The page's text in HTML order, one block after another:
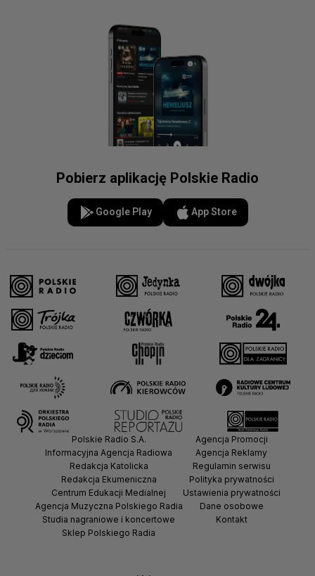
Pobierz aplikację Polskie Radio
Google Play App Store
Polskie Radio S.A.
Informacyjna Agencja Radiowa
Redakcja Katolicka
Redakcja Ekumeniczna
Centrum Edukacji Medialnej
Agencja Muzyczna Polskiego Radia
Studia nagraniowe i koncertowe
Sklep Polskiego Radia
Agencja Promocji
Agencja Reklamy
Regulamin serwisu
Polityka prywatności
Ustawienia prywatności
Dane osobowe
Kontakt